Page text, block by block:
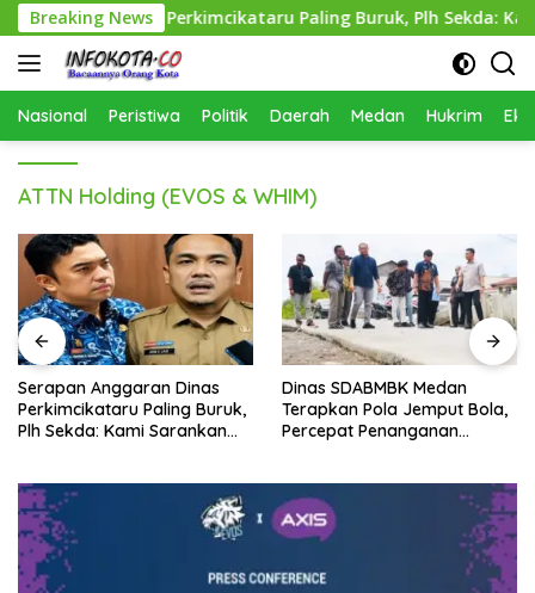
Langsung
ke
konten
Breaking News
Dinas Perkimcikataru Paling Buruk, Plh Sekda: Kami
Nasional Peristiwa Politik Daerah Medan Hukrim
ATTN Holding (EVOS & WHIM)
Dinas SDABMBK Medan
Terapkan Pola Jemput Bola,
Percepat Penanganan
Polisi Tangkap Polisi, Soal
Pembunuhan